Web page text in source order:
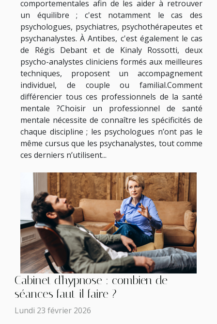
comportementales afin de les aider à retrouver
un équilibre ; c'est notamment le cas des
psychologues, psychiatres, psychothérapeutes et
psychanalystes. À Antibes, c'est également le cas
de Régis Debant et de Kinaly Rossotti, deux
psycho-analystes cliniciens formés aux meilleures
techniques, proposent un accompagnement
individuel, de couple ou familial.Comment
différencier tous ces professionnels de la santé
mentale ?Choisir un professionnel de santé
mentale nécessite de connaître les spécificités de
chaque discipline ; les psychologues n’ont pas le
même cursus que les psychanalystes, tout comme
ces derniers n’utilisent...
Cabinet d'hypnose : combien de
séances faut-il faire ?
Lundi 23 février 2026